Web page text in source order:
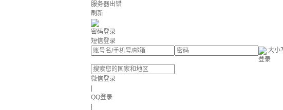
服务器出错
刷新
密码登录
短信登录
大小
登录
微信登录
QQ登录